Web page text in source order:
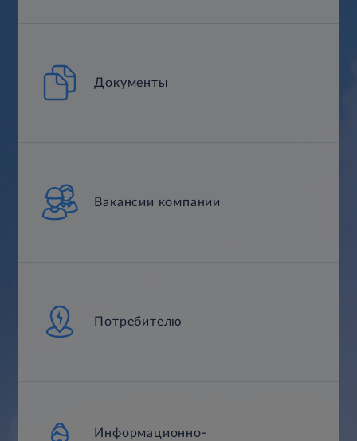
Документы
Вакансии компании
Потребителю
Информационно-